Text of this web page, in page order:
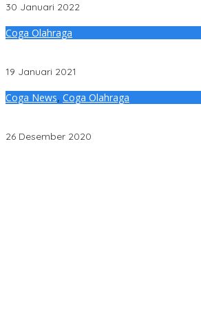
30 Januari 2022
Coga Olahraga
19 Januari 2021
Coga News, Coga Olahraga
26 Desember 2020